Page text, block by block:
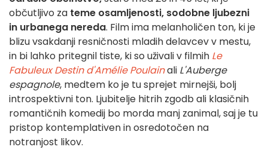
občutljivo za teme osamljenosti, sodobne ljubezni
in urbanega nereda. Film ima melanholičen ton, ki je
blizu vsakdanji resničnosti mladih delavcev v mestu,
in bi lahko pritegnil tiste, ki so uživali v filmih Le
Fabuleux Destin d'Amélie Poulainali L'Auberge
espagnole, medtem ko je tu sprejet mirnejši, bolj
introspektivni ton. Ljubitelje hitrih zgodb ali klasičnih
romantičnih komedij bo morda manj zanimal, saj je tu
pristop kontemplativen in osredotočen na
notranjost likov.